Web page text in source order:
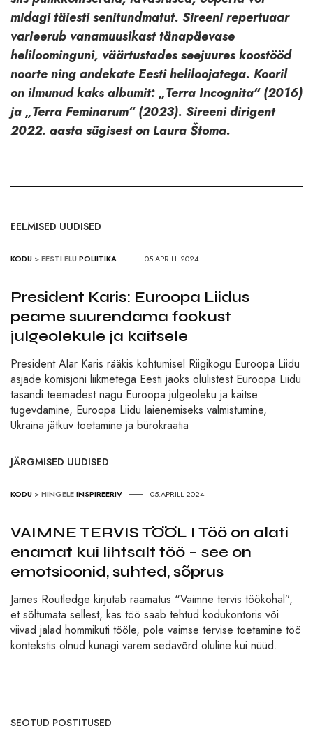
midagi täiesti senitundmatut. Sireeni repertuaar
varieerub vanamuusikast tänapäevase
heliloominguni, väärtustades seejuures koostööd
noorte ning andekate Eesti heliloojatega. Kooril
on ilmunud kaks albumit: „Terra Incognita“ (2016)
ja „Terra Feminarum“ (2023). Sireeni dirigent
2022. aasta sügisest on Laura Štoma.
EELMISED UUDISED
KODU >EESTI ELU POLIITIKA 05.APRILL 2024
President Karis: Euroopa Liidus
peame suurendama fookust
julgeolekule ja kaitsele
President Alar Karis rääkis kohtumisel Riigikogu Euroopa Liidu
asjade komisjoni liikmetega Eesti jaoks olulistest Euroopa Liidu
tasandi teemadest nagu Euroopa julgeoleku ja kaitse
tugevdamine, Euroopa Liidu laienemiseks valmistumine,
Ukraina jätkuv toetamine ja bürokraatia
JÄRGMISED UUDISED
KODU >HINGELEINSPIREERIV 05.APRILL 2024
VAIMNE TERVIS TÖÖL I Töö on alati
enamat kui lihtsalt töö – see on
emotsioonid, suhted, sõprus
James Routledge kirjutab raamatus “Vaimne tervis töökohal”,
et sõltumata sellest, kas töö saab tehtud kodukontoris või
viivad jalad hommikuti tööle, pole vaimse tervise toetamine töö
kontekstis olnud kunagi varem sedavõrd oluline kui nüüd.
SEOTUD POSTITUSED